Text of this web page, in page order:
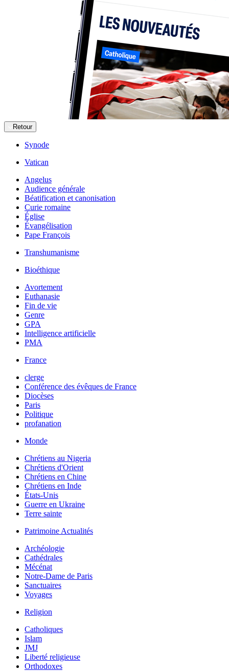
Retour
Synode
Vatican
Angelus
Audience générale
Béatification et canonisation
Curie romaine
Église
Évangélisation
Pape François
Transhumanisme
Bioéthique
Avortement
Euthanasie
Fin de vie
Genre
GPA
Intelligence artificielle
PMA
France
clerge
Conférence des évêques de France
Diocèses
Paris
Politique
profanation
Monde
Chrétiens au Nigeria
Chrétiens d'Orient
Chrétiens en Chine
Chrétiens en Inde
États-Unis
Guerre en Ukraine
Terre sainte
Patrimoine Actualités
Archéologie
Cathédrales
Mécénat
Notre-Dame de Paris
Sanctuaires
Voyages
Religion
Catholiques
Islam
JMJ
Liberté religieuse
Orthodoxes